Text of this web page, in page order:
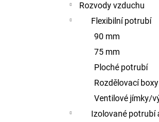
Rozvody vzduchu
Flexibilní potrubí
90 mm
75 mm
Ploché potrubí
Rozdělovací boxy
Ventilové jímky/
Izolované potrubí